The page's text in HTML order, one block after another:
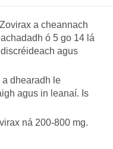
a cheannach
ó 5 go 14 lá
agus
a dhearadh le
agus in leanaí. Is
ná 200-800 mg.